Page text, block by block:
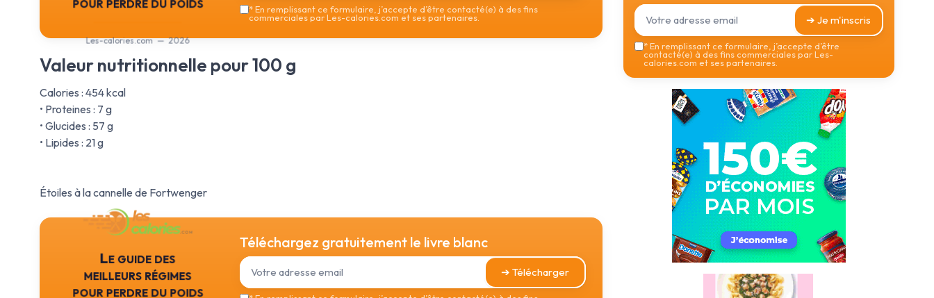
Les-calories.com — 2026
*En remplissant ce formulaire, j’accepte d’être contacté(e) à des fins
commerciales par Les-calories.com et ses partenaires.
Valeur nutritionnelle pour 100 g
Calories : 454 kcal
• Proteines : 7 g
• Glucides : 57 g
• Lipides : 21 g
Étoiles à la cannelle de Fortwenger
Le guide des
meilleurs régimes
pour perdre du poids
Téléchargez gratuitement le livre blanc
➔ Télécharger
➔ Je m'inscris
*En remplissant ce formulaire, j’accepte d’être
contacté(e) à des fins commerciales par Les-
calories.com et ses partenaires.